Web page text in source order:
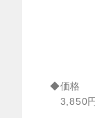
◆価格
3,850